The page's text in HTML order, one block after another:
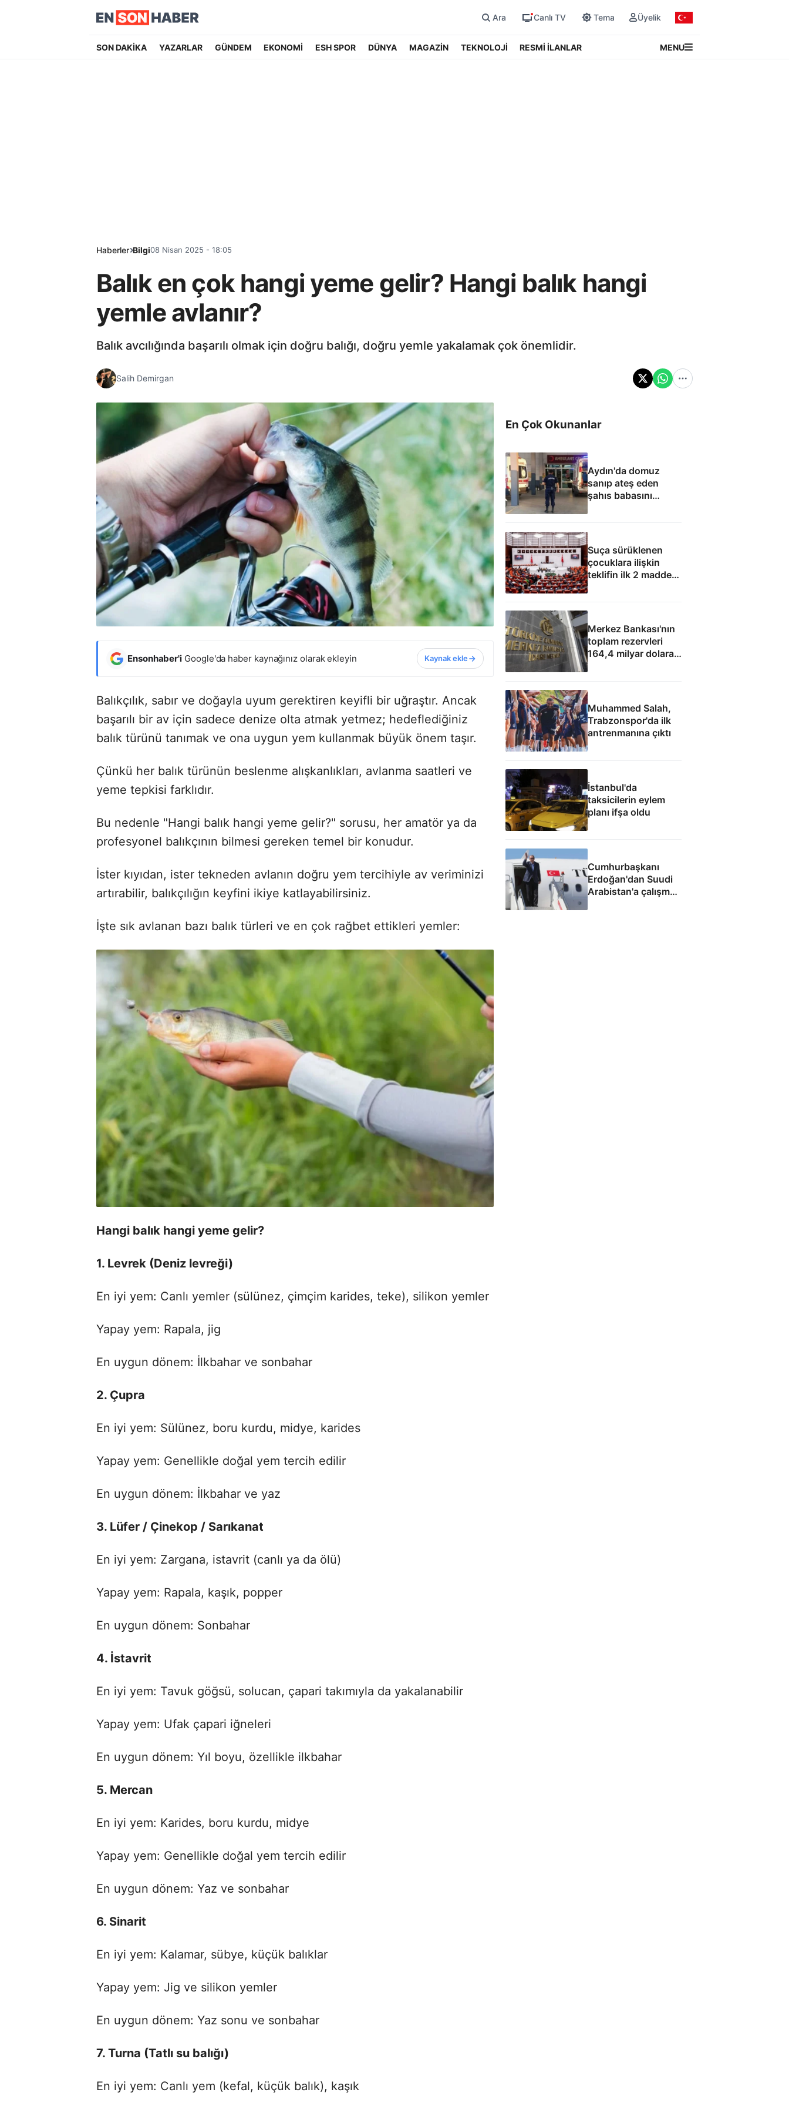
Ara Canlı TV Tema Üyelik
SON DAKİKA YAZARLAR GÜNDEM EKONOMİ ESH SPOR DÜNYA MAGAZİN TEKNOLOJİ RESMİ İLANLAR MENU
Haberler Bilgi08 Nisan 2025 - 18:05
Balık en çok hangi yeme gelir? Hangi balık hangi
yemle avlanır?
Balık avcılığında başarılı olmak için doğru balığı, doğru yemle yakalamak çok önemlidir.
Salih Demirgan
Ensonhaber'i Google'da haber kaynağınız olarak ekleyin Kaynak ekle
Balıkçılık, sabır ve doğayla uyum gerektiren keyifli bir uğraştır. Ancak
başarılı bir av için sadece denize olta atmak yetmez; hedeflediğiniz
balık türünü tanımak ve ona uygun yem kullanmak büyük önem taşır.
Çünkü her balık türünün beslenme alışkanlıkları, avlanma saatleri ve
yeme tepkisi farklıdır.
Bu nedenle "Hangi balık hangi yeme gelir?" sorusu, her amatör ya da
profesyonel balıkçının bilmesi gereken temel bir konudur.
İster kıyıdan, ister tekneden avlanın doğru yem tercihiyle av veriminizi
artırabilir, balıkçılığın keyfini ikiye katlayabilirsiniz.
İşte sık avlanan bazı balık türleri ve en çok rağbet ettikleri yemler:
Hangi balık hangi yeme gelir?
1. Levrek (Deniz levreği)
En iyi yem: Canlı yemler (sülünez, çimçim karides, teke), silikon yemler
Yapay yem: Rapala, jig
En uygun dönem: İlkbahar ve sonbahar
2. Çupra
En iyi yem: Sülünez, boru kurdu, midye, karides
Yapay yem: Genellikle doğal yem tercih edilir
En uygun dönem: İlkbahar ve yaz
3. Lüfer / Çinekop / Sarıkanat
En iyi yem: Zargana, istavrit (canlı ya da ölü)
Yapay yem: Rapala, kaşık, popper
En uygun dönem: Sonbahar
4. İstavrit
En iyi yem: Tavuk göğsü, solucan, çapari takımıyla da yakalanabilir
Yapay yem: Ufak çapari iğneleri
En uygun dönem: Yıl boyu, özellikle ilkbahar
5. Mercan
En iyi yem: Karides, boru kurdu, midye
Yapay yem: Genellikle doğal yem tercih edilir
En uygun dönem: Yaz ve sonbahar
6. Sinarit
En iyi yem: Kalamar, sübye, küçük balıklar
Yapay yem: Jig ve silikon yemler
En uygun dönem: Yaz sonu ve sonbahar
7. Turna (Tatlı su balığı)
En iyi yem: Canlı yem (kefal, küçük balık), kaşık
En Çok Okunanlar
Aydın'da domuz
sanıp ateş eden
şahıs babasını
Suça sürüklenen
çocuklara ilişkin
teklifin ilk 2 maddesi
kabul edildi
Merkez Bankası'nın
toplam rezervleri
164,4 milyar dolara
yükseldi
Muhammed Salah,
Trabzonspor'da ilk
antrenmanına çıktı
İstanbul'da
taksicilerin eylem
planı ifşa oldu
Cumhurbaşkanı
Erdoğan'dan Suudi
Arabistan'a çalışma